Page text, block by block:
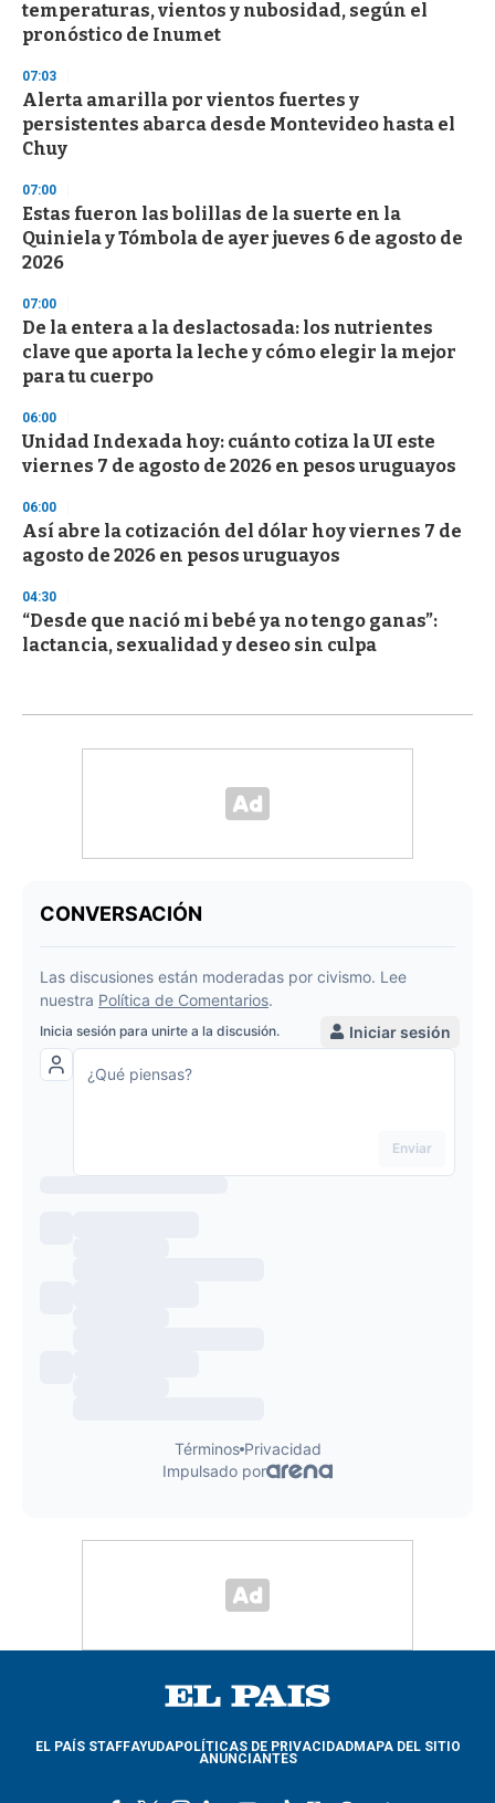
o
n
d
temperaturas, vientos y nubosidad, según el
pronóstico de Inumet
07:03
Alerta amarilla por vientos fuertes y
persistentes abarca desde Montevideo hasta el
Chuy
07:00
Estas fueron las bolillas de la suerte en la
Quiniela y Tómbola de ayer jueves 6 de agosto de
2026
07:00
De la entera a la deslactosada: los nutrientes
clave que aporta la leche y cómo elegir la mejor
para tu cuerpo
06:00
Unidad Indexada hoy: cuánto cotiza la UI este
viernes 7 de agosto de 2026 en pesos uruguayos
06:00
Así abre la cotización del dólar hoy viernes 7 de
agosto de 2026 en pesos uruguayos
04:30
“Desde que nació mi bebé ya no tengo ganas”:
lactancia, sexualidad y deseo sin culpa
EL PAÍS STAFFAYUDAPOLÍTICAS DE PRIVACIDADMAPA DEL SITIO
ANUNCIANTES